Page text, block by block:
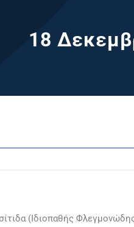
18
(Ιδιοπαθής